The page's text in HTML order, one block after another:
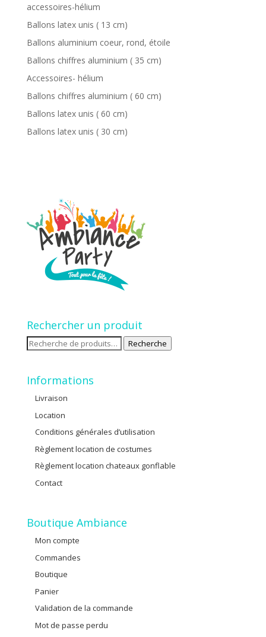
accessoires-hélium
Ballons latex unis ( 13 cm)
Ballons aluminium coeur, rond, étoile
Ballons chiffres aluminium ( 35 cm)
Accessoires- hélium
Ballons chiffres aluminium ( 60 cm)
Ballons latex unis ( 60 cm)
Ballons latex unis ( 30 cm)
Rechercher un produit
Recherche
Recherche
Informations
Livraison
Location
Conditions générales d’utilisation
Règlement location de costumes
Règlement location chateaux gonflable
Contact
Boutique Ambiance
Mon compte
Commandes
Boutique
Panier
Validation de la commande
Mot de passe perdu